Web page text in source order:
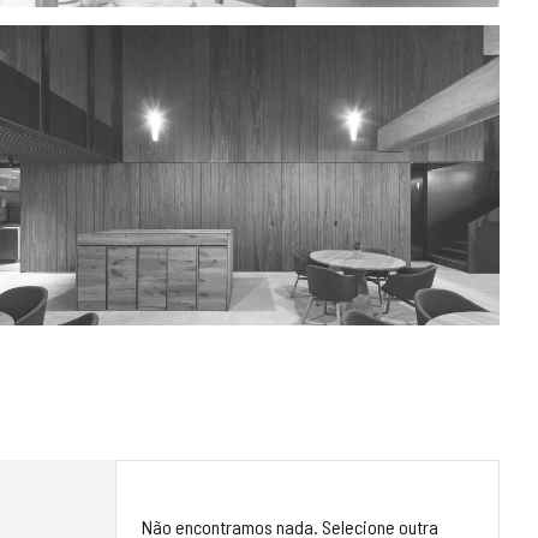
Não encontramos nada. Selecione outra